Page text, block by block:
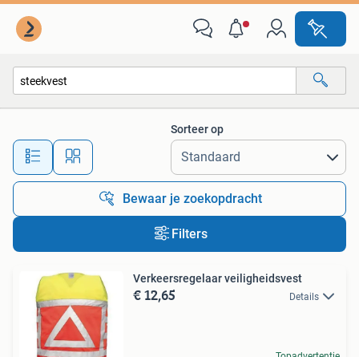
Alle afstanden…
Sorteer op
Bewaar je zoekopdracht
Filters
Verkeersregelaar veiligheidsvest
€ 12,65 Details